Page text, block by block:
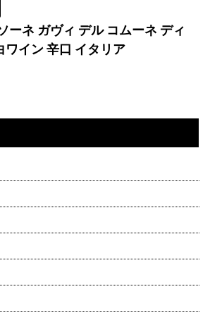
ーネ ガヴィ デル コムーネ ディ
イン 辛口 イタリア